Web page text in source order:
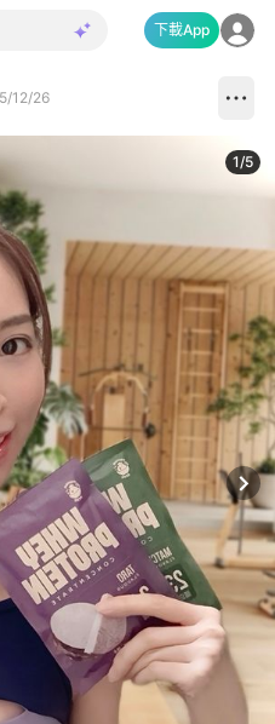
下載App
12/26
1/5